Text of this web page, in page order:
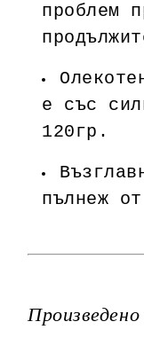
проблем
е със
120гр.
пълнеж